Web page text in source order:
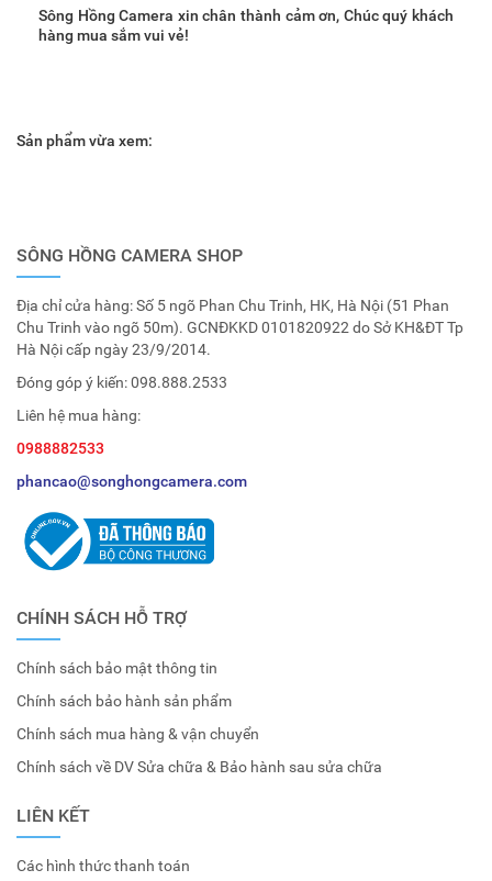
Sông Hồng Camera xin chân thành cảm ơn, Chúc quý khách
hàng mua sắm vui vẻ!
Sản phẩm vừa xem:
SÔNG HỒNG CAMERA SHOP
Địa chỉ cửa hàng: Số 5 ngõ Phan Chu Trinh, HK, Hà Nội (51 Phan
Chu Trinh vào ngõ 50m). GCNĐKKD 0101820922 do Sở KH&ĐT Tp
Hà Nội cấp ngày 23/9/2014.
Đóng góp ý kiến:098.888.2533
Liên hệ mua hàng:
0988882533
phancao@songhongcamera.com
CHÍNH SÁCH HỖ TRỢ
Chính sách bảo mật thông tin
Chính sách bảo hành sản phẩm
Chính sách mua hàng & vận chuyển
Chính sách về DV Sửa chữa & Bảo hành sau sửa chữa
LIÊN KẾT
Các hình thức thanh toán